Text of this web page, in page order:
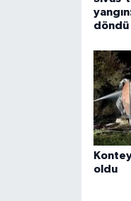
döndü
oldu